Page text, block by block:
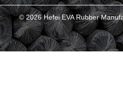
© 2026 Hefei EVA Rubber